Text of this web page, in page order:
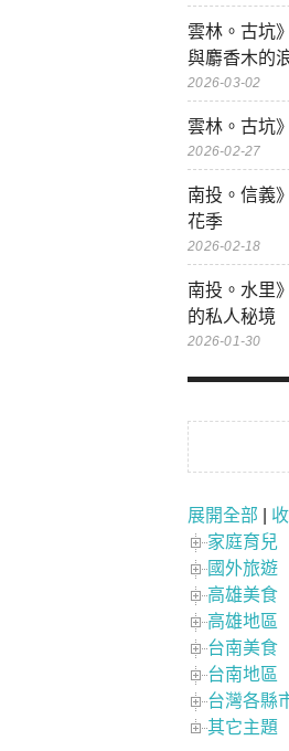
雲林。古坑
與麝香木的
2026-03-02
雲林。古坑
2026-02-27
南投。信義
花季
2026-02-18
南投。水里
的私人秘境
2026-01-30
展開全部
家庭育兒
國外旅遊
高雄美食
高雄地區
台南美食
台南地區
台灣各縣
其它主題